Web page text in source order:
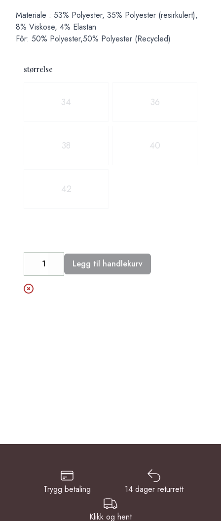
Materiale : 53% Polyester, 35% Polyester (resirkulert),
8% Viskose, 4% Elastan
Fôr: 50% Polyester,50% Polyester (Recycled)
størrelse
34 36
38 40
42
DecreaseIncreaseLegg til handlekurv
Trygg betaling 14 dager returrett
Klikk og hent